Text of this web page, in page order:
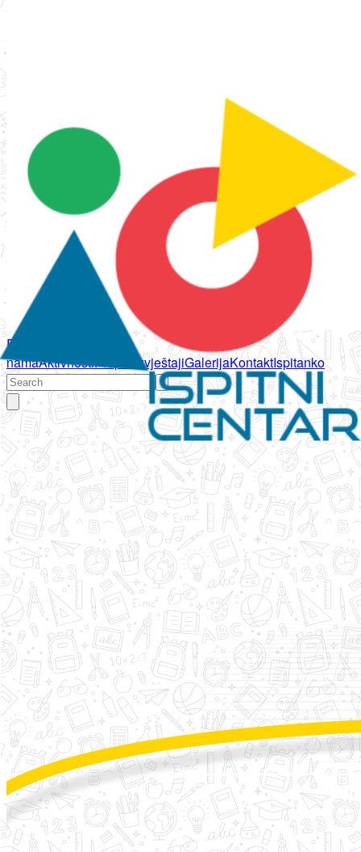
Početna
namaAktivnostiPropisi IzvještajiGalerijaKontaktIspitanko